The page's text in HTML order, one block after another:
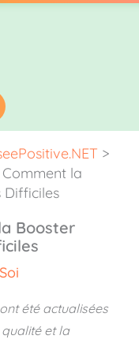
>
la
Difficiles
Booster
été actualisées
et la